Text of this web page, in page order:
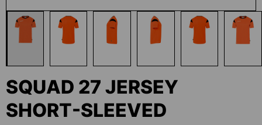
SQUAD 27 JERSEY
SHORT-SLEEVED